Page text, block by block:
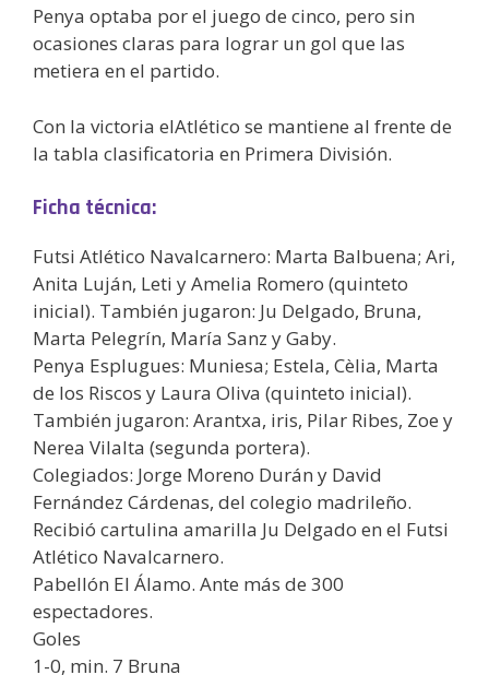
Penya optaba por el juego de cinco, pero sin
ocasiones claras para lograr un gol que las
metiera en el partido.
Con la victoria elAtlético se mantiene al frente de
la tabla clasificatoria en Primera División.
Ficha técnica:
Futsi Atlético Navalcarnero: Marta Balbuena; Ari,
Anita Luján, Leti y Amelia Romero (quinteto
inicial). También jugaron: Ju Delgado, Bruna,
Marta Pelegrín, María Sanz y Gaby.
Penya Esplugues: Muniesa; Estela, Cèlia, Marta
de los Riscos y Laura Oliva (quinteto inicial).
También jugaron: Arantxa, iris, Pilar Ribes, Zoe y
Nerea Vilalta (segunda portera).
Colegiados: Jorge Moreno Durán y David
Fernández Cárdenas, del colegio madrileño.
Recibió cartulina amarilla Ju Delgado en el Futsi
Atlético Navalcarnero.
Pabellón El Álamo. Ante más de 300
espectadores.
Goles
1-0, min. 7 Bruna